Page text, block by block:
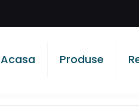
Acasa Produse